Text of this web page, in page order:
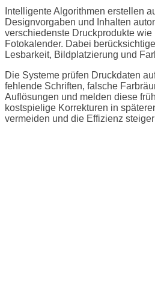
Intelligente Algorithmen erstellen
Designvorgaben und Inhalten
verschiedenste Druckprodukte
Fotokalender. Dabei
Lesbarkeit, Bildplatzierung und
Die Systeme prüfen Druckdaten
fehlende Schriften, falsche
Auflösungen und melden diese
kostspielige Korrekturen in
vermeiden und die Effizienz